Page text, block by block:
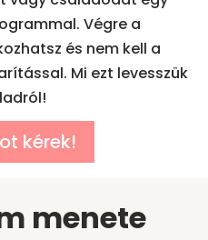
Végre a
és nem kell a
Mi ezt levesszük
kérek!
menete